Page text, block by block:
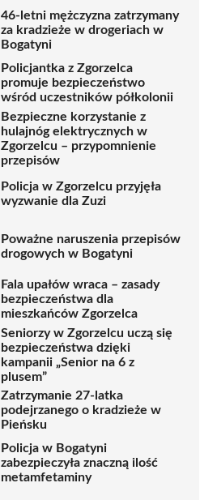
46-letni mężczyzna zatrzymany
za kradzieże w drogeriach w
Bogatyni
Policjantka z Zgorzelca
promuje bezpieczeństwo
wśród uczestników półkolonii
Bezpieczne korzystanie z
hulajnóg elektrycznych w
Zgorzelcu – przypomnienie
przepisów
Policja w Zgorzelcu przyjęła
wyzwanie dla Zuzi
Poważne naruszenia przepisów
drogowych w Bogatyni
Fala upałów wraca – zasady
bezpieczeństwa dla
mieszkańców Zgorzelca
Seniorzy w Zgorzelcu uczą się
bezpieczeństwa dzięki
kampanii „Senior na 6 z
plusem”
Zatrzymanie 27-latka
podejrzanego o kradzieże w
Pieńsku
Policja w Bogatyni
zabezpieczyła znaczną ilość
metamfetaminy